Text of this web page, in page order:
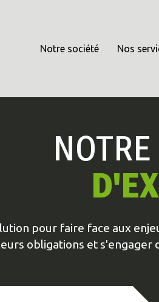
Notre société Nos
pour faire face aux
obligations et s'engager